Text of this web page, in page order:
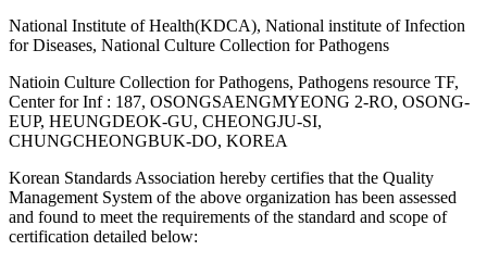
National Institute of Health(KDCA), National institute of Infection
for Diseases, National Culture Collection for Pathogens
Natioin Culture Collection for Pathogens, Pathogens resource TF,
Center for Inf : 187, OSONGSAENGMYEONG 2-RO, OSONG-
EUP, HEUNGDEOK-GU, CHEONGJU-SI,
CHUNGCHEONGBUK-DO, KOREA
Korean Standards Association hereby certifies that the Quality
Management System of the above organization has been assessed
and found to meet the requirements of the standard and scope of
certification detailed below: